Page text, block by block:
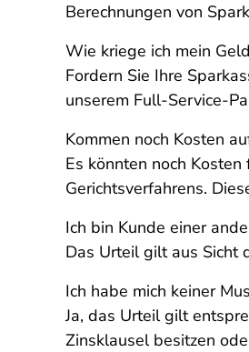
Berechnungen von
Wie kriege ich mein
Fordern Sie Ihre
unserem Full-Service-
Kommen noch Kosten
Es könnten noch
Gerichtsverfahrens.
Ich bin Kunde einer
Das Urteil gilt aus Sicht
Ich habe mich keiner
Ja, das Urteil gilt
Zinsklausel besitzen